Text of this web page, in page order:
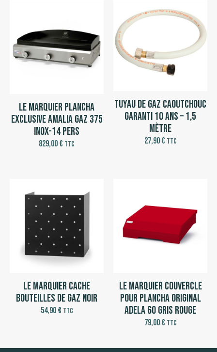
Le Marquier Plancha
Exclusive Amalia Gaz 375
Inox-14 pers
829,00€ TTC
Tuyau de gaz caoutchouc
garanti 10 ans – 1,5
mètre
27,90€ TTC
Le Marquier Cache
bouteilles de gaz noir
54,90€ TTC
Le Marquier Couvercle
pour Plancha Original
Adela 60 Gris Rouge
79,00€ TTC